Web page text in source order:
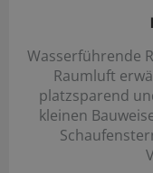
Wasserführende
Raumluft
platzsparend
kleinen